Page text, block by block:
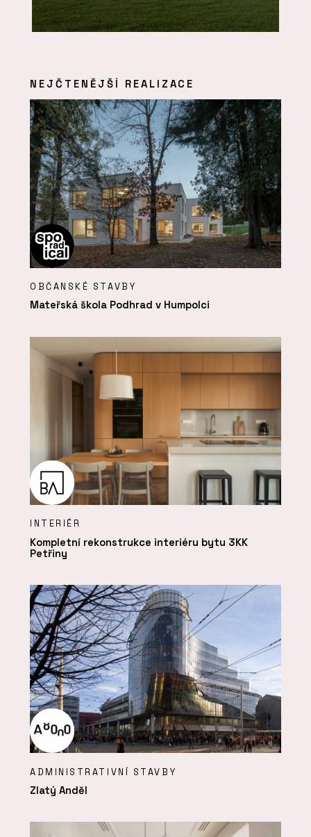
NEJČTENĚJŠÍ REALIZACE
OBČANSKÉ STAVBY
Mateřská škola Podhrad v Humpolci
INTERIÉR
Kompletní rekonstrukce interiéru bytu 3KK
Petřiny
ADMINISTRATIVNÍ STAVBY
Zlatý Anděl